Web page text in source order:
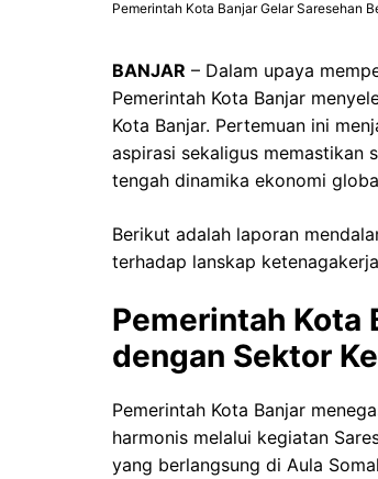
Pemerintah Kota Banjar Gelar Saresehan
BANJAR – Dalam upaya
Pemerintah Kota Banjar
Kota Banjar. Pertemuan ini
aspirasi sekaligus memastikan
tengah dinamika ekonomi
Berikut adalah laporan
terhadap lanskap
Pemerintah Kota
dengan Sektor
Pemerintah Kota Banjar
harmonis melalui kegiatan
yang berlangsung di Aula